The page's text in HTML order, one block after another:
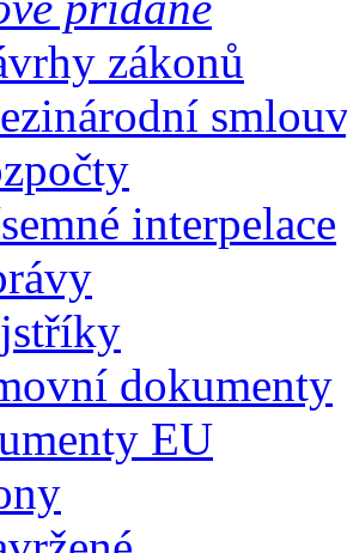
zákonů
interpelace
dokumenty
EU